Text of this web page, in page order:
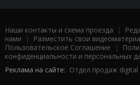
Наши контакты и схема проезда |
нами | Разместить свои
Пользовательское Соглашение |
конфиденциальности и персональных
Реклама на сайте: Отдел продаж digital